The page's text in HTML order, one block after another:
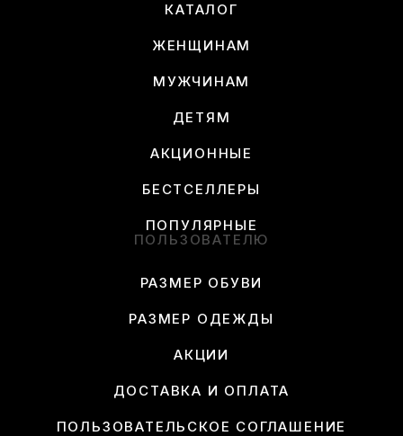
КАТАЛОГ
ЖЕНЩИНАМ
МУЖЧИНАМ
ДЕТЯМ
АКЦИОННЫЕ
БЕСТСЕЛЛЕРЫ
ПОПУЛЯРНЫЕ
ПОЛЬЗОВАТЕЛЮ
РАЗМЕР ОБУВИ
РАЗМЕР ОДЕЖДЫ
АКЦИИ
ДОСТАВКА И ОПЛАТА
ПОЛЬЗОВАТЕЛЬСКОЕ СОГЛАШЕНИЕ